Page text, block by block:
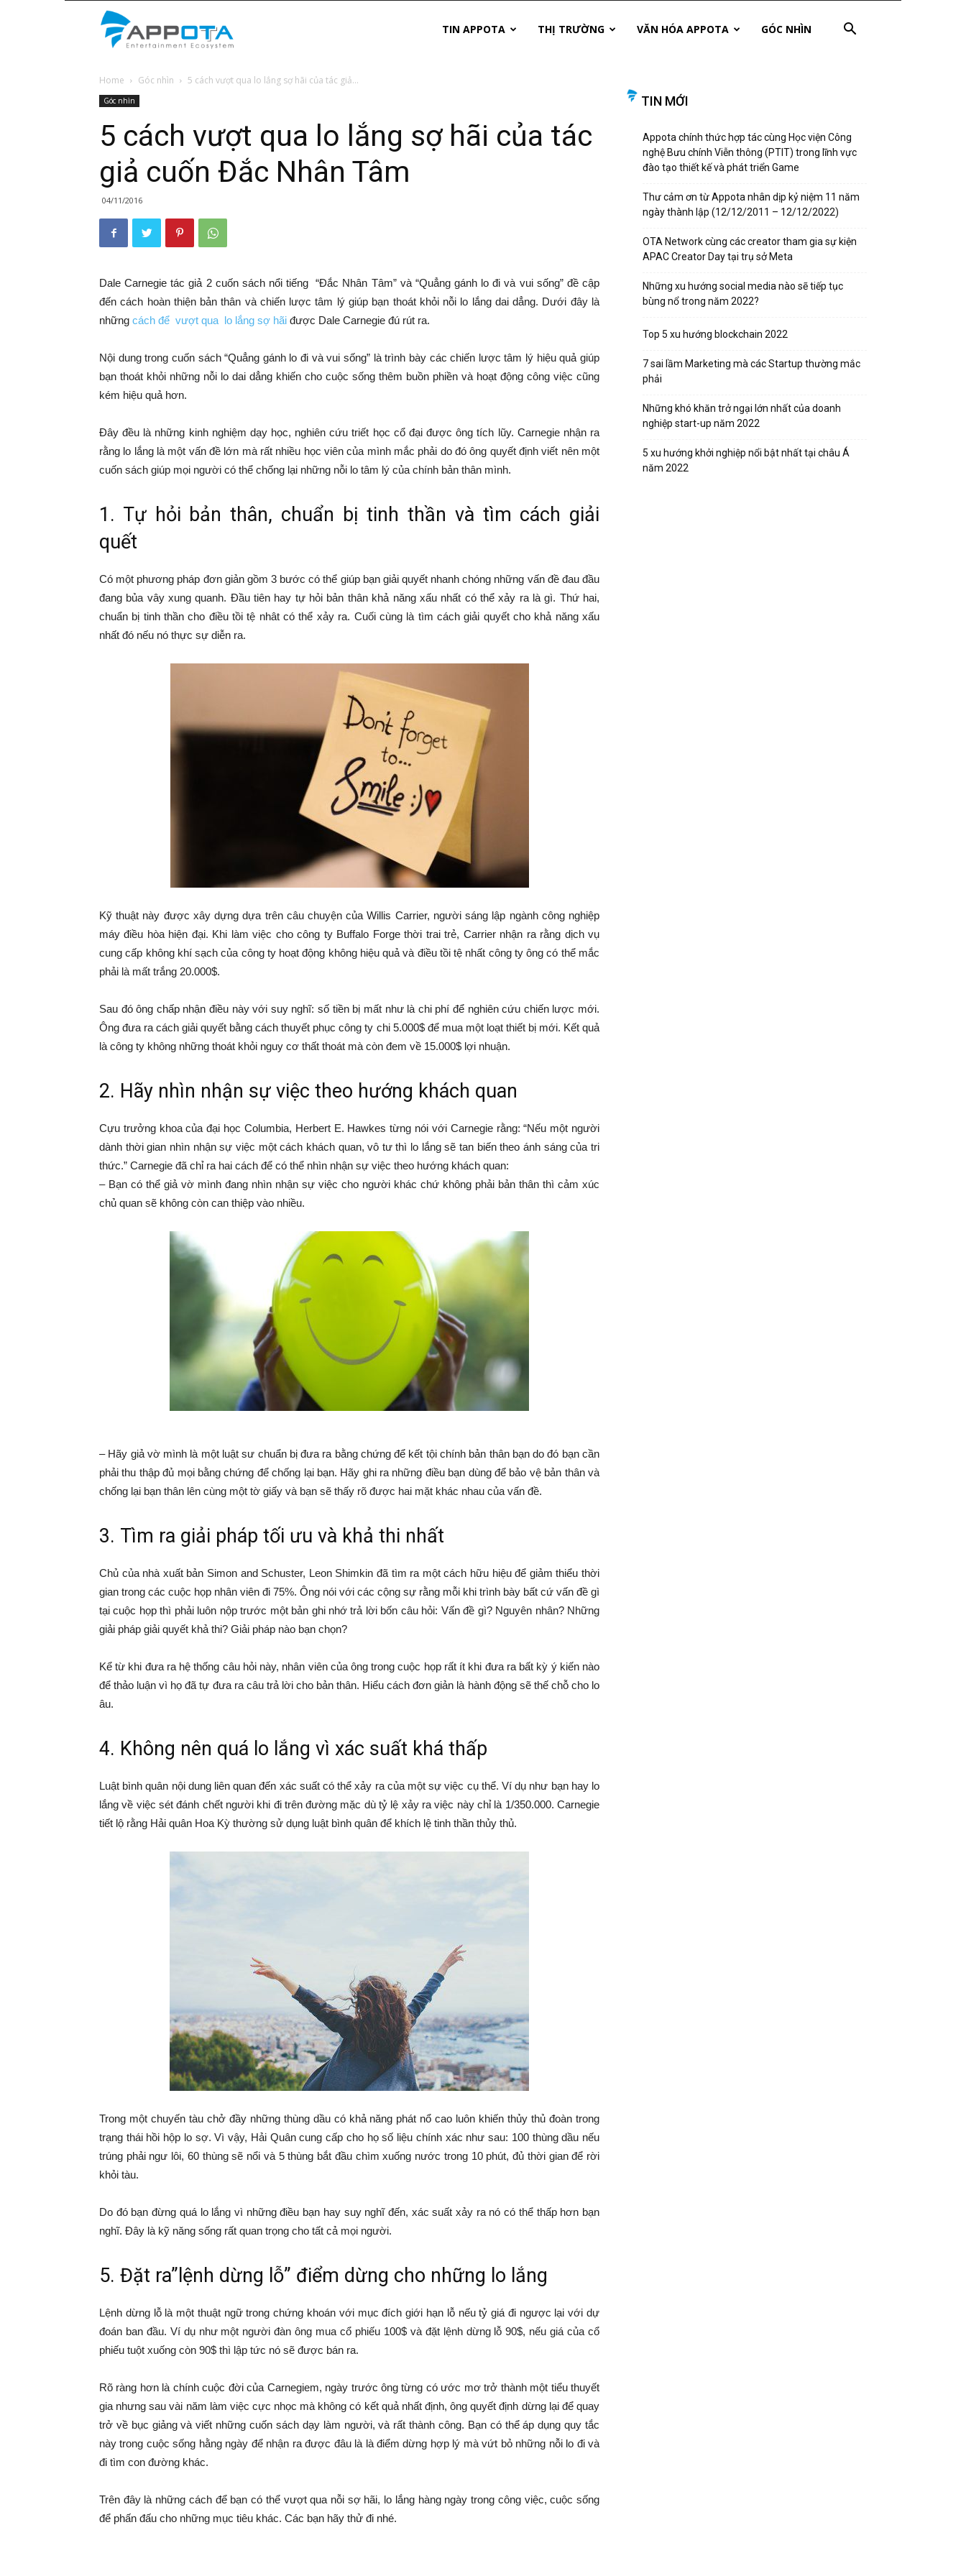
News
TIN APPOTA THỊ TRƯỜNG VĂN HÓA APPOTA GÓC NHÌN
Home Góc nhìn 5 cách vượt qua lo lắng sợ hãi của tác giả...
Góc nhìn
5 cách vượt qua lo lắng sợ hãi của tác
giả cuốn Đắc Nhân Tâm
04/11/2016
Dale Carnegie tác giả 2 cuốn sách nổi tiếng “Đắc Nhân Tâm” và “Quẳng gánh lo đi và vui sống” đề cập
đến cách hoàn thiện bản thân và chiến lược tâm lý giúp bạn thoát khỏi nỗi lo lắng dai dẳng. Dưới đây là
những cách để vượt qua lo lắng sợ hãi được Dale Carnegie đú rút ra.
Nội dung trong cuốn sách “Quẳng gánh lo đi và vui sống” là trình bày các chiến lược tâm lý hiệu quả giúp
bạn thoát khỏi những nỗi lo dai dẳng khiến cho cuộc sống thêm buồn phiền và hoạt động công việc cũng
kém hiệu quả hơn.
Đây đều là những kinh nghiệm dạy học, nghiên cứu triết học cổ đại được ông tích lũy. Carnegie nhận ra
rằng lo lắng là một vấn đề lớn mà rất nhiều học viên của mình mắc phải do đó ông quyết định viết nên một
cuốn sách giúp mọi người có thể chống lại những nỗi lo tâm lý của chính bản thân mình.
1. Tự hỏi bản thân, chuẩn bị tinh thần và tìm cách giải
quết
Có một phương pháp đơn giản gồm 3 bước có thể giúp bạn giải quyết nhanh chóng những vấn đề đau đầu
đang bủa vây xung quanh. Đầu tiên hay tự hỏi bản thân khả năng xấu nhất có thể xảy ra là gì. Thứ hai,
chuẩn bị tinh thần cho điều tồi tệ nhât có thể xảy ra. Cuối cùng là tìm cách giải quyết cho khả năng xấu
nhất đó nếu nó thực sự diễn ra.
Kỹ thuật này được xây dựng dựa trên câu chuyện của Willis Carrier, người sáng lập ngành công nghiệp
máy điều hòa hiện đại. Khi làm việc cho công ty Buffalo Forge thời trai trẻ, Carrier nhận ra rằng dịch vụ
cung cấp không khí sạch của công ty hoạt động không hiệu quả và điều tồi tệ nhất công ty ông có thể mắc
phải là mất trắng 20.000$.
Sau đó ông chấp nhận điều này với suy nghĩ: số tiền bị mất như là chi phí để nghiên cứu chiến lược mới.
Ông đưa ra cách giải quyết bằng cách thuyết phục công ty chi 5.000$ để mua một loạt thiết bị mới. Kết quả
là công ty không những thoát khỏi nguy cơ thất thoát mà còn đem về 15.000$ lợi nhuận.
2. Hãy nhìn nhận sự việc theo hướng khách quan
Cựu trưởng khoa của đại học Columbia, Herbert E. Hawkes từng nói với Carnegie rằng: “Nếu một người
dành thời gian nhìn nhận sự việc một cách khách quan, vô tư thì lo lắng sẽ tan biến theo ánh sáng của tri
thức.” Carnegie đã chỉ ra hai cách để có thể nhìn nhận sự việc theo hướng khách quan:
– Bạn có thể giả vờ mình đang nhìn nhận sự việc cho người khác chứ không phải bản thân thì cảm xúc
chủ quan sẽ không còn can thiệp vào nhiều.
– Hãy giả vờ mình là một luật sư chuẩn bị đưa ra bằng chứng để kết tội chính bản thân bạn do đó bạn cần
phải thu thập đủ mọi bằng chứng để chống lại bạn. Hãy ghi ra những điều bạn dùng để bảo vệ bản thân và
chống lại bạn thân lên cùng một tờ giấy và bạn sẽ thấy rõ được hai mặt khác nhau của vấn đề.
3. Tìm ra giải pháp tối ưu và khả thi nhất
Chủ của nhà xuất bản Simon and Schuster, Leon Shimkin đã tìm ra một cách hữu hiệu để giảm thiểu thời
gian trong các cuộc họp nhân viên đi 75%. Ông nói với các cộng sự rằng mỗi khi trình bày bất cứ vấn đề gì
tại cuộc họp thì phải luôn nộp trước một bản ghi nhớ trả lời bốn câu hỏi: Vấn đề gì? Nguyên nhân? Những
giải pháp giải quyết khả thi? Giải pháp nào bạn chọn?
Kể từ khi đưa ra hệ thống câu hỏi này, nhân viên của ông trong cuộc họp rất ít khi đưa ra bất kỳ ý kiến nào
để thảo luận vì họ đã tự đưa ra câu trả lời cho bản thân. Hiểu cách đơn giản là hành động sẽ thế chỗ cho lo
âu.
4. Không nên quá lo lắng vì xác suất khá thấp
Luật bình quân nội dung liên quan đến xác suất có thể xảy ra của một sự việc cụ thể. Ví dụ như bạn hay lo
lắng về việc sét đánh chết người khi đi trên đường mặc dù tỷ lệ xảy ra việc này chỉ là 1/350.000. Carnegie
tiết lộ rằng Hải quân Hoa Kỳ thường sử dụng luật bình quân để khích lệ tinh thần thủy thủ.
Trong một chuyến tàu chở đầy những thùng dầu có khả năng phát nổ cao luôn khiến thủy thủ đoàn trong
trạng thái hồi hộp lo sợ. Vì vậy, Hải Quân cung cấp cho họ số liệu chính xác như sau: 100 thùng dầu nếu
trúng phải ngư lôi, 60 thùng sẽ nổi và 5 thùng bắt đầu chìm xuống nước trong 10 phút, đủ thời gian để rời
khỏi tàu.
Do đó bạn đừng quá lo lắng vì những điều bạn hay suy nghĩ đến, xác suất xảy ra nó có thể thấp hơn bạn
nghĩ. Đây là kỹ năng sống rất quan trọng cho tất cả mọi người.
5. Đặt ra”lệnh dừng lỗ” điểm dừng cho những lo lắng
Lệnh dừng lỗ là một thuật ngữ trong chứng khoán với mục đích giới hạn lỗ nếu tỷ giá đi ngược lại với dự
đoán ban đầu. Ví dụ như một người đàn ông mua cổ phiếu 100$ và đặt lệnh dừng lỗ 90$, nếu giá của cổ
phiếu tuột xuống còn 90$ thì lập tức nó sẽ được bán ra.
Rõ ràng hơn là chính cuộc đời của Carnegiem, ngày trước ông từng có ước mơ trở thành một tiểu thuyết
gia nhưng sau vài năm làm việc cực nhọc mà không có kết quả nhất định, ông quyết định dừng lại để quay
trở về bục giảng và viết những cuốn sách dạy làm người, và rất thành công. Bạn có thể áp dụng quy tắc
này trong cuộc sống hằng ngày để nhận ra được đâu là là điểm dừng hợp lý mà vứt bỏ những nỗi lo đi và
đi tìm con đường khác.
Trên đây là những cách để bạn có thể vượt qua nỗi sợ hãi, lo lắng hàng ngày trong công việc, cuộc sống
để phấn đấu cho những mục tiêu khác. Các bạn hãy thử đi nhé.
TIN MỚI
Appota chính thức hợp tác cùng Học viện Công
nghệ Bưu chính Viễn thông (PTIT) trong lĩnh vực
đào tạo thiết kế và phát triển Game
Thư cảm ơn từ Appota nhân dịp kỷ niệm 11 năm
ngày thành lập (12/12/2011 – 12/12/2022)
OTA Network cùng các creator tham gia sự kiện
APAC Creator Day tại trụ sở Meta
Những xu hướng social media nào sẽ tiếp tục
bùng nổ trong năm 2022?
Top 5 xu hướng blockchain 2022
7 sai lầm Marketing mà các Startup thường mắc
phải
Những khó khăn trở ngại lớn nhất của doanh
nghiệp start-up năm 2022
5 xu hướng khởi nghiệp nổi bật nhất tại châu Á
năm 2022